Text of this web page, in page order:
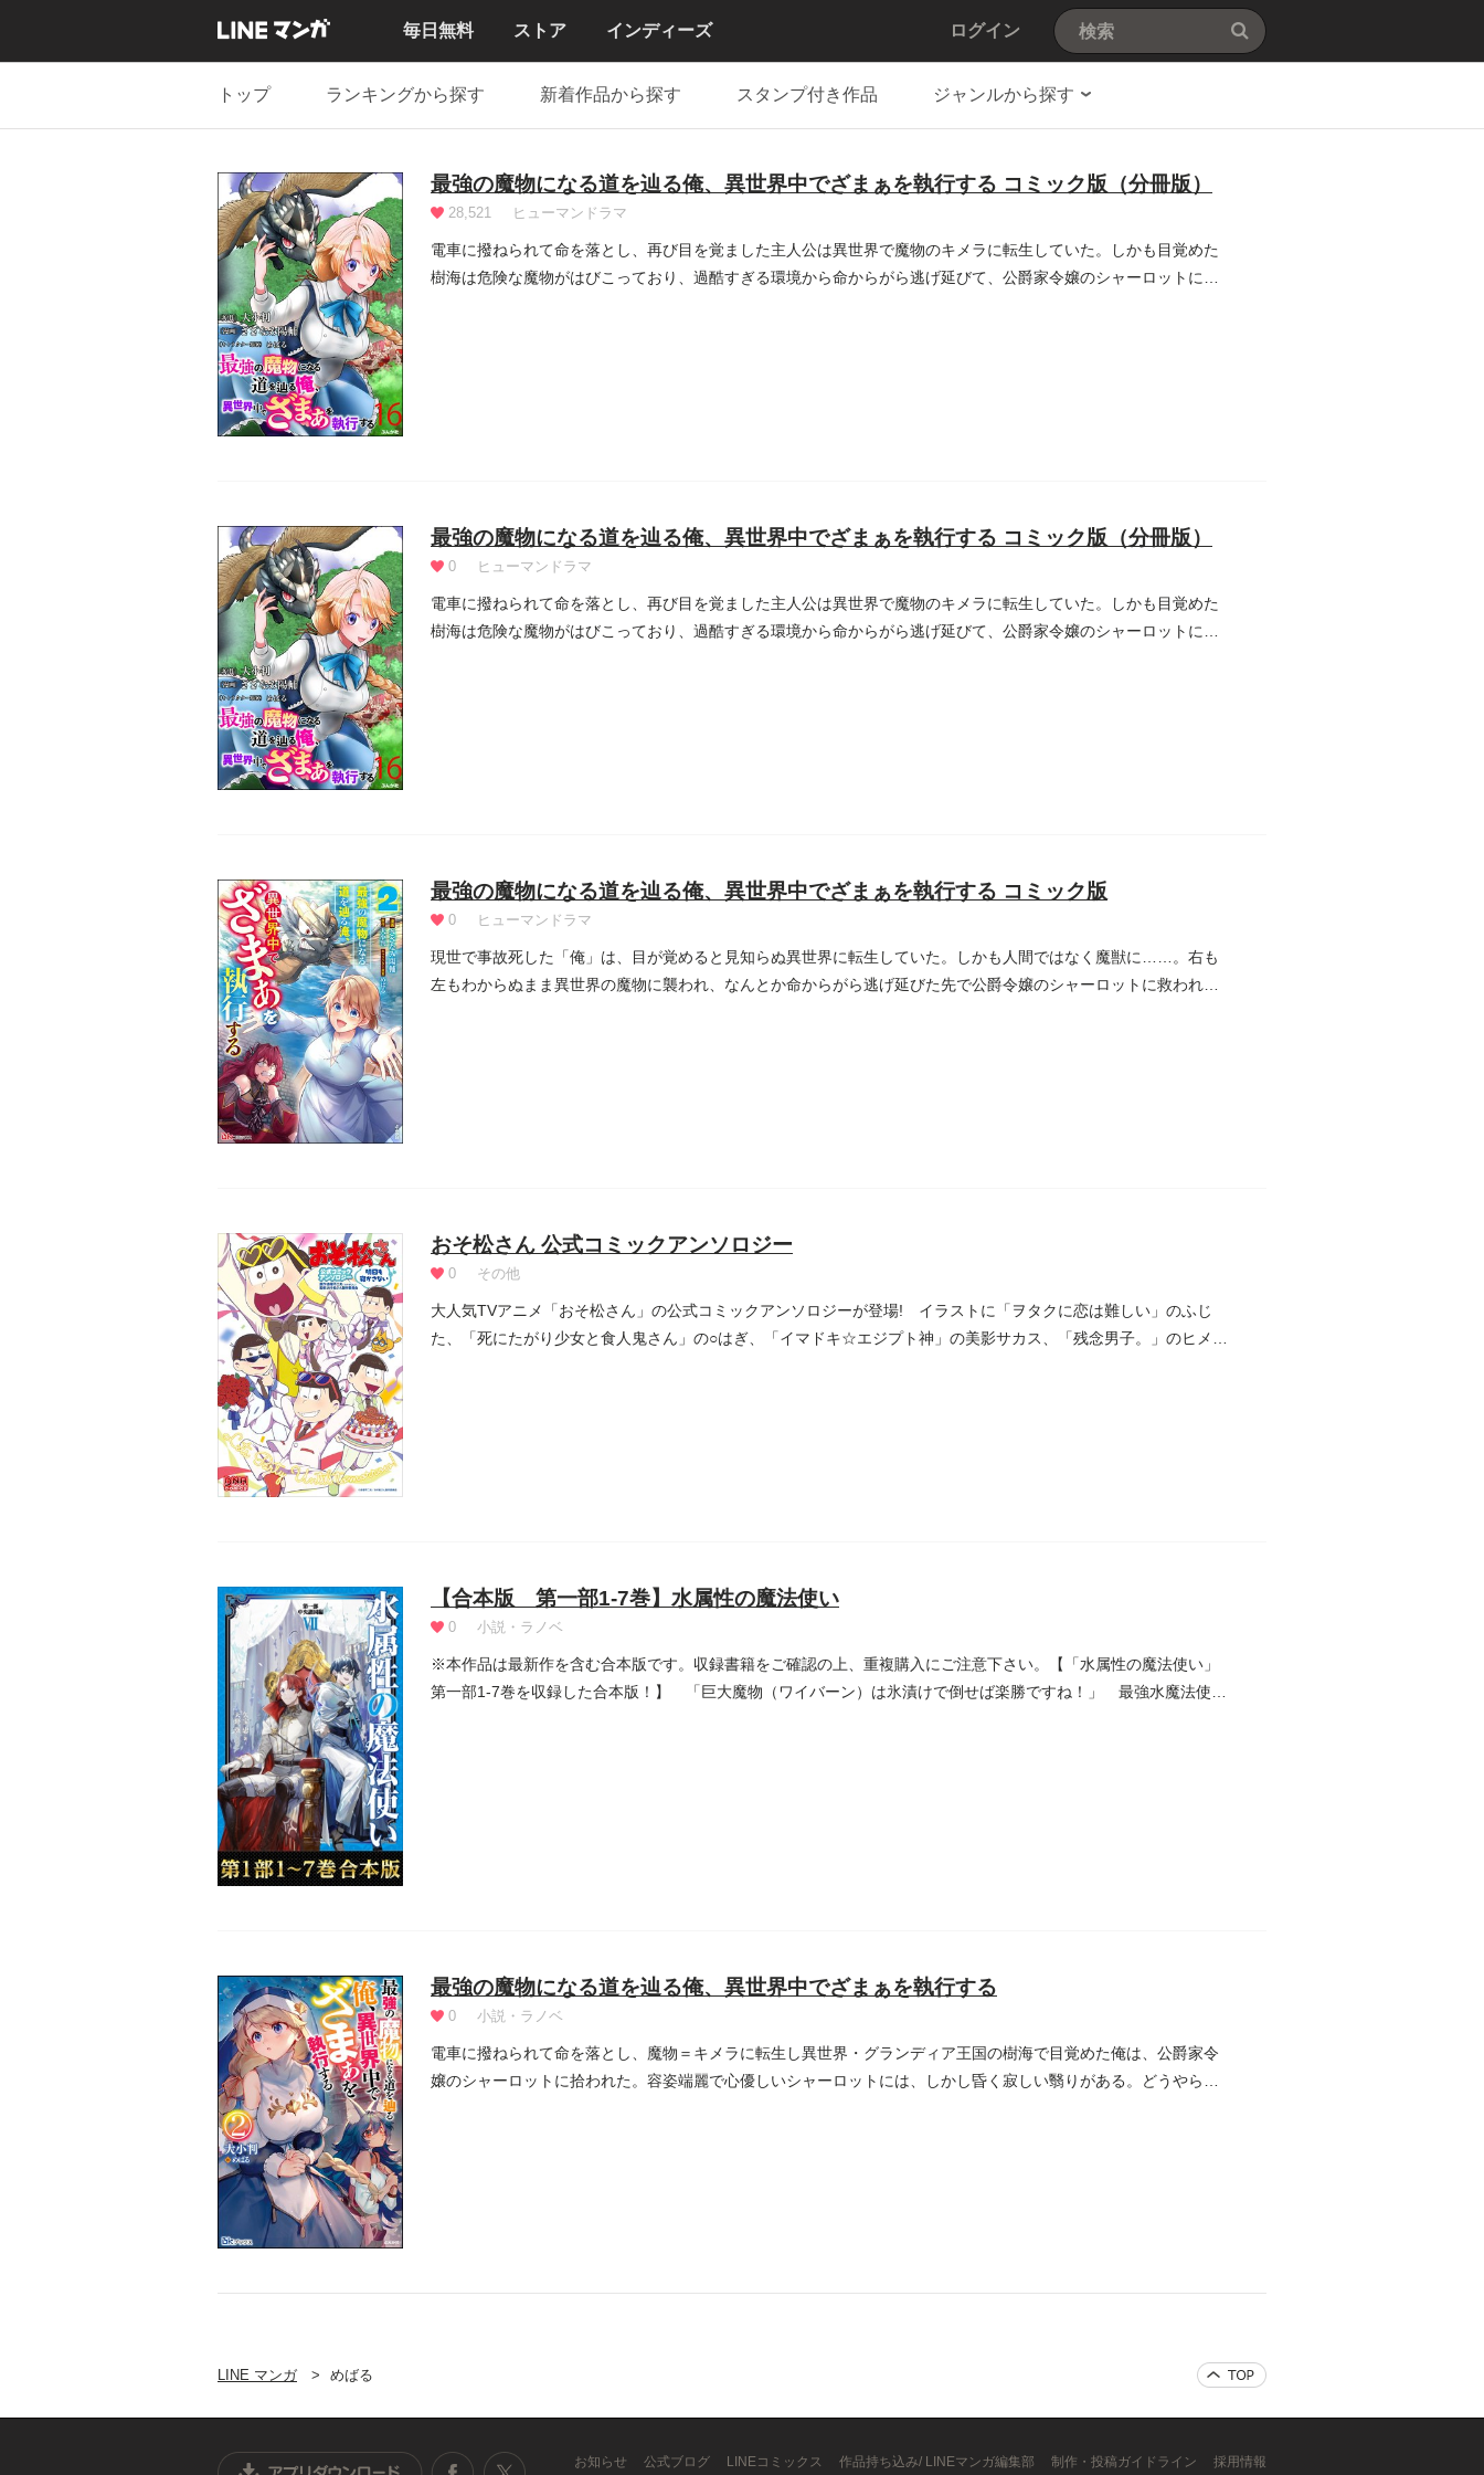
毎日無料 ストア インディーズ ログイン
トップ ランキングから探す 新着作品から探す スタンプ付き作品 ジャンルから探す
最強の魔物になる道を辿る俺、異世界中でざまぁを執行する コミック版（分冊版）
28,521 ヒューマンドラマ
電車に撥ねられて命を落とし、再び目を覚ました主人公は異世界で魔物のキメラに転生していた。しかも目覚めた
樹海は危険な魔物がはびこっており、過酷すぎる環境から命からがら逃げ延びて、公爵家令嬢のシャーロットに拾
最強の魔物になる道を辿る俺、異世界中でざまぁを執行する コミック版（分冊版）
0 ヒューマンドラマ
電車に撥ねられて命を落とし、再び目を覚ました主人公は異世界で魔物のキメラに転生していた。しかも目覚めた
樹海は危険な魔物がはびこっており、過酷すぎる環境から命からがら逃げ延びて、公爵家令嬢のシャーロットに拾
最強の魔物になる道を辿る俺、異世界中でざまぁを執行する コミック版
0 ヒューマンドラマ
現世で事故死した「俺」は、目が覚めると見知らぬ異世界に転生していた。しかも人間ではなく魔獣に……。右も
左もわからぬまま異世界の魔物に襲われ、なんとか命からがら逃げ延びた先で公爵令嬢のシャーロットに救われ
おそ松さん 公式コミックアンソロジー
0 その他
大人気TVアニメ「おそ松さん」の公式コミックアンソロジーが登場! イラストに「ヲタクに恋は難しい」のふじ
た、「死にたがり少女と食人鬼さん」の○はぎ、「イマドキ☆エジプト神」の美影サカス、「残念男子。」のヒメユ
【合本版 第一部1-7巻】水属性の魔法使い
0 小説・ラノベ
※本作品は最新作を含む合本版です。収録書籍をご確認の上、重複購入にご注意下さい。【「水属性の魔法使い」
第一部1-7巻を収録した合本版！】 「巨大魔物（ワイバーン）は氷漬けで倒せば楽勝ですね！」 最強水魔法使い
最強の魔物になる道を辿る俺、異世界中でざまぁを執行する
0 小説・ラノベ
電車に撥ねられて命を落とし、魔物＝キメラに転生し異世界・グランディア王国の樹海で目覚めた俺は、公爵家令
嬢のシャーロットに拾われた。容姿端麗で心優しいシャーロットには、しかし昏く寂しい翳りがある。どうやら謂
LINE マンガ めばる
お知らせ 公式ブログ LINEコミックス 作品持ち込み/ LINEマンガ編集部 制作・投稿ガイドライン 採用情報